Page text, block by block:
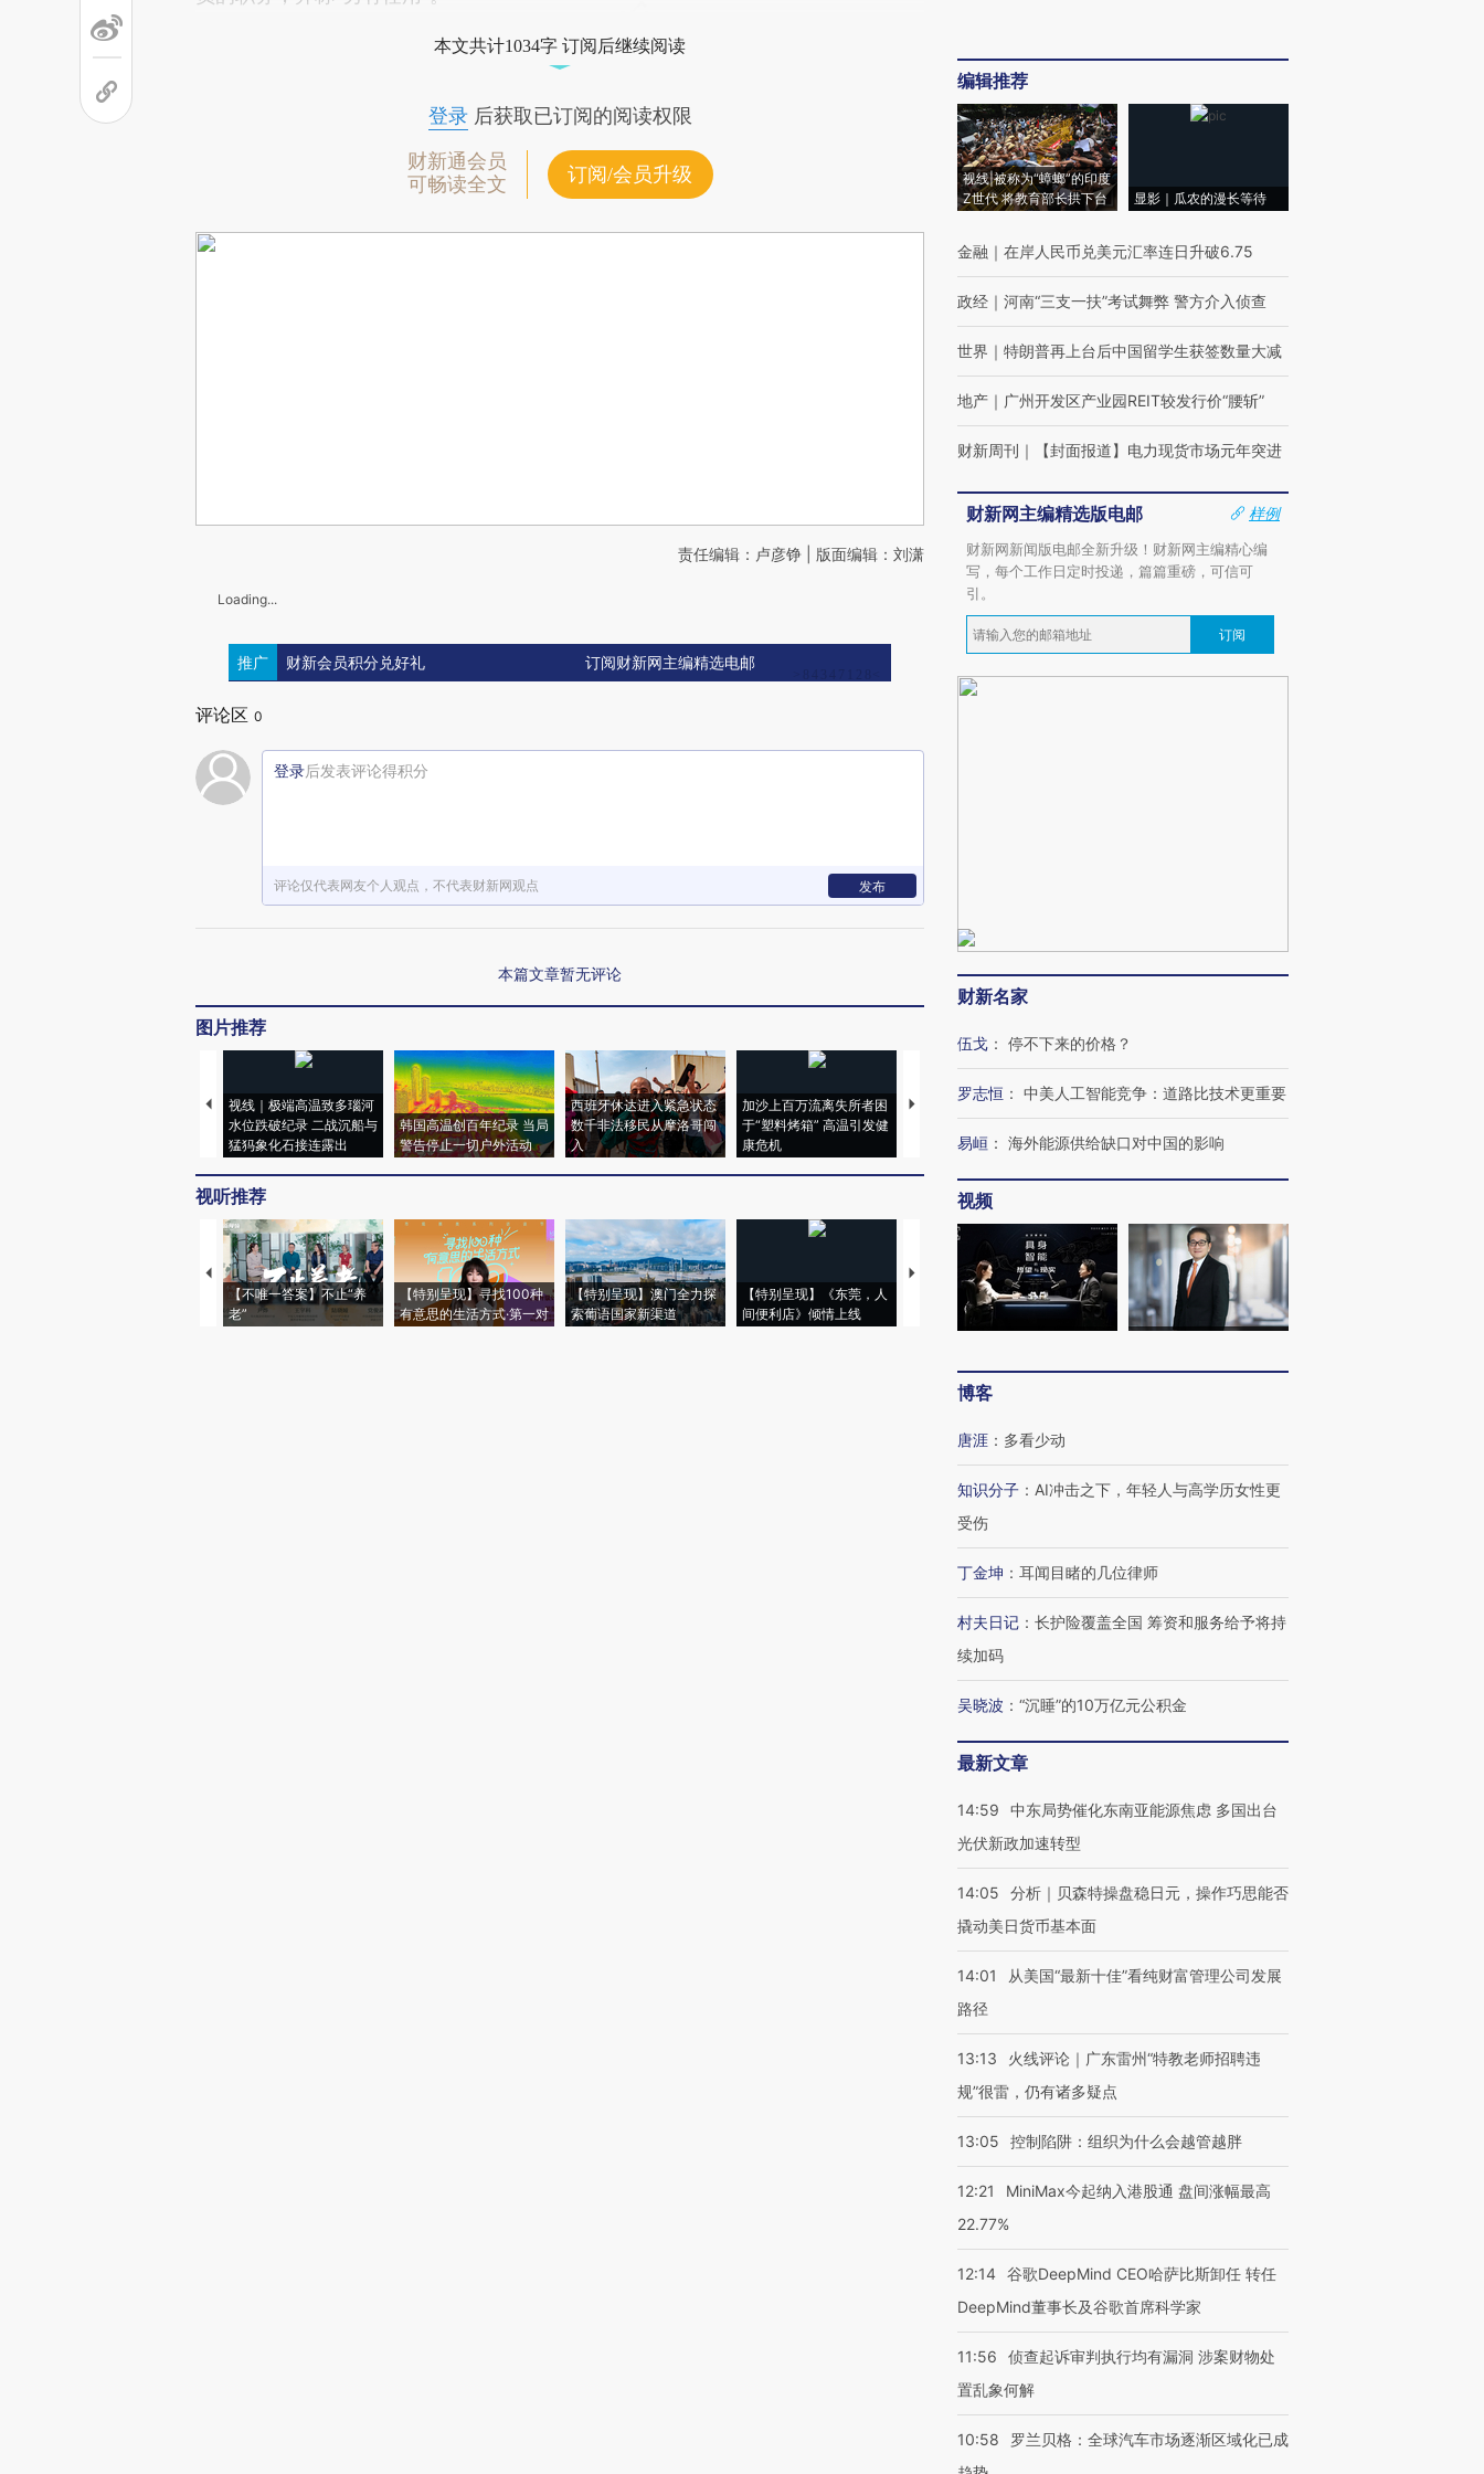
本文共计1034字 订阅后继续阅读
登录后获取已订阅的阅读权限
财新通会员
可畅读全文
订阅/会员升级
责任编辑：卢彦铮 | 版面编辑：刘潇
Loading...
推广 财新会员积分兑好礼 订阅财新网主编精选电邮
评论区 0
登录后发表评论得积分
评论仅代表网友个人观点，不代表财新网观点 发布
本篇文章暂无评论
图片推荐
视线｜极端高温致多瑙河
水位跌破纪录 二战沉船与
猛犸象化石接连露出
韩国高温创百年纪录 当局
警告停止一切户外活动
西班牙休达进入紧急状态
数千非法移民从摩洛哥闯
入
加沙上百万流离失所者困
于“塑料烤箱” 高温引发健
康危机
马航飞行员跨国走私7万
视线｜HYROX的吸金
心“花钱找虐”？
视听推荐
【不唯一答案】不止“养
老”
【特别呈现】寻找100种
有意思的生活方式·第一对
【特别呈现】澳门全力探
索葡语国家新渠道
【特别呈现】《东莞，人
间便利店》倾情上线
【推广】走进第四届链博
会，让数智科技“链”接产
【特别呈现】寻找100种
有意思的生活方式·第三对
CFO：不靠规模取胜，华
住三大增长引擎是什么？
编辑推荐
视线|被称为“蟑螂”的印度
Z世代 将教育部长拱下台
显影｜瓜农的漫长等待
金融 ｜ 在岸人民币兑美元汇率连日升破6.75
政经 ｜ 河南“三支一扶”考试舞弊 警方介入侦查
世界 ｜ 特朗普再上台后中国留学生获签数量大减
地产 ｜ 广州开发区产业园REIT较发行价“腰斩”
财新周刊 ｜ 【封面报道】电力现货市场元年突进
财新网主编精选版电邮
样例
财新网新闻版电邮全新升级！财新网主编精心编
写，每个工作日定时投递，篇篇重磅，可信可
引。
订阅
财新名家
伍戈 ： 停不下来的价格？
罗志恒 ： 中美人工智能竞争：道路比技术更重要
易峘 ： 海外能源供给缺口对中国的影响
视频
博客
唐涯 ： 多看少动
知识分子 ： AI冲击之下，年轻人与高学历女性更
受伤
丁金坤 ： 耳闻目睹的几位律师
村夫日记 ： 长护险覆盖全国 筹资和服务给予将持
续加码
吴晓波 ： “沉睡”的10万亿元公积金
最新文章
14:59
中东局势催化东南亚能源焦虑 多国出台
光伏新政加速转型
14:05
分析｜贝森特操盘稳日元，操作巧思能否
撬动美日货币基本面
14:01
从美国“最新十佳”看纯财富管理公司发展
路径
13:13
火线评论｜广东雷州“特教老师招聘违
规”很雷，仍有诸多疑点
13:05 控制陷阱：组织为什么会越管越胖
12:21
MiniMax今起纳入港股通 盘间涨幅最高
22.77%
12:14 谷歌DeepMind CEO哈萨比斯卸任 转任
DeepMind董事长及谷歌首席科学家
11:56
侦查起诉审判执行均有漏洞 涉案财物处
置乱象何解
10:58
罗兰贝格：全球汽车市场逐渐区域化已成